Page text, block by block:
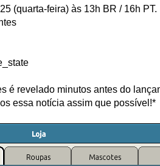
(quarta-feira) às 13h BR / 16h PT.
é revelado minutos antes do
essa notícia assim que possível!*